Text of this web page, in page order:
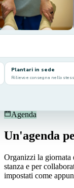
Plantari in sede
Rilievo e consegna nello
Agenda
Un'agenda
Organizzi la giornata
stanza e per
impostati come